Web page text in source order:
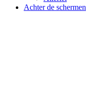
Achter de schermen